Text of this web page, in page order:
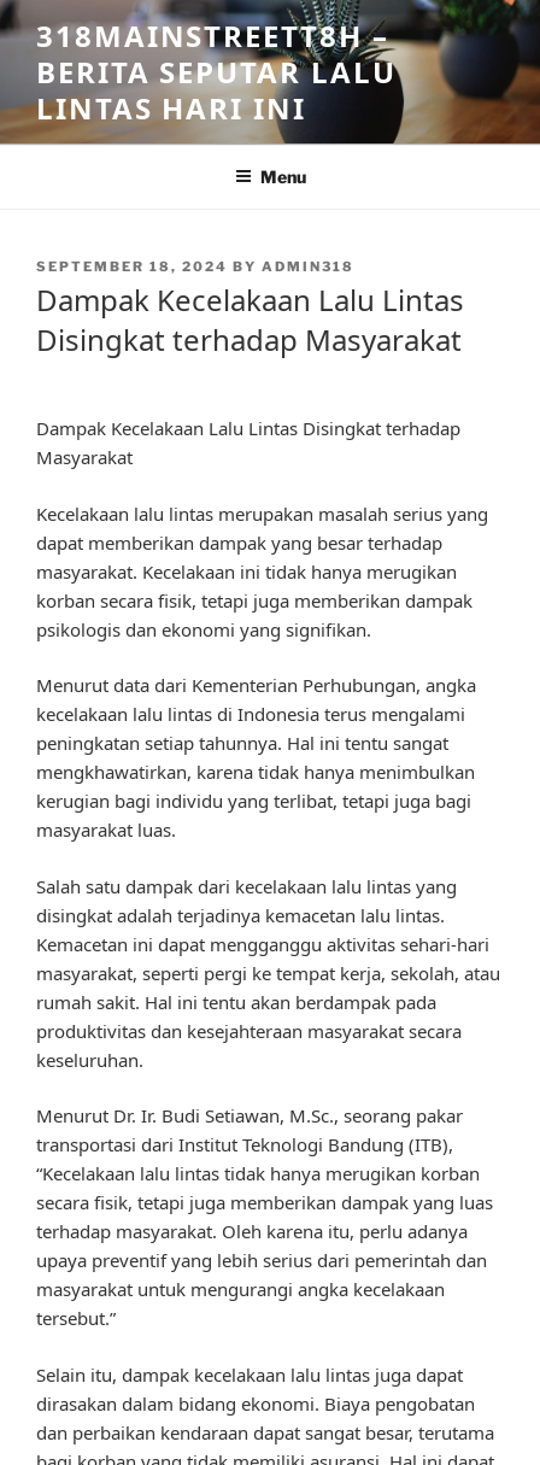
Skip
to
content
318MAINSTREETT8H –
BERITA SEPUTAR LALU
LINTAS HARI INI
Menu
POSTED
SEPTEMBER 18, 2024 BY ADMIN318
Dampak Kecelakaan Lalu Lintas
Disingkat terhadap Masyarakat
Dampak Kecelakaan Lalu Lintas Disingkat terhadap
Masyarakat
Kecelakaan lalu lintas merupakan masalah serius yang
dapat memberikan dampak yang besar terhadap
masyarakat. Kecelakaan ini tidak hanya merugikan
korban secara fisik, tetapi juga memberikan dampak
psikologis dan ekonomi yang signifikan.
Menurut data dari Kementerian Perhubungan, angka
kecelakaan lalu lintas di Indonesia terus mengalami
peningkatan setiap tahunnya. Hal ini tentu sangat
mengkhawatirkan, karena tidak hanya menimbulkan
kerugian bagi individu yang terlibat, tetapi juga bagi
masyarakat luas.
Salah satu dampak dari kecelakaan lalu lintas yang
disingkat adalah terjadinya kemacetan lalu lintas.
Kemacetan ini dapat mengganggu aktivitas sehari-hari
masyarakat, seperti pergi ke tempat kerja, sekolah, atau
rumah sakit. Hal ini tentu akan berdampak pada
produktivitas dan kesejahteraan masyarakat secara
keseluruhan.
Menurut Dr. Ir. Budi Setiawan, M.Sc., seorang pakar
transportasi dari Institut Teknologi Bandung (ITB),
“Kecelakaan lalu lintas tidak hanya merugikan korban
secara fisik, tetapi juga memberikan dampak yang luas
terhadap masyarakat. Oleh karena itu, perlu adanya
upaya preventif yang lebih serius dari pemerintah dan
masyarakat untuk mengurangi angka kecelakaan
tersebut.”
Selain itu, dampak kecelakaan lalu lintas juga dapat
dirasakan dalam bidang ekonomi. Biaya pengobatan
dan perbaikan kendaraan dapat sangat besar, terutama